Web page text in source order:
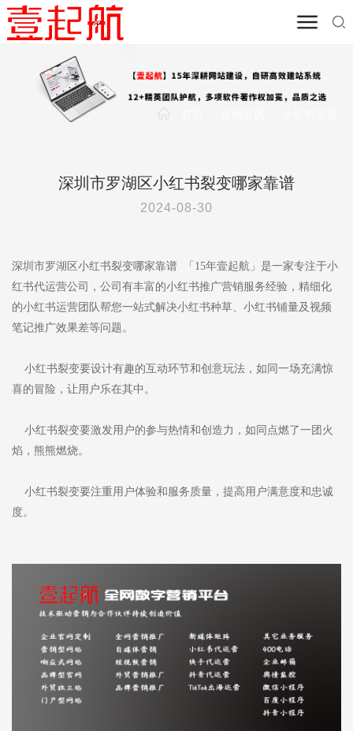
深圳市罗湖区小红书裂变哪家靠谱
2024-08-30
深圳市罗湖区小红书裂变哪家靠谱 「15年壹起航」是一家专注于小
红书代运营公司，公司有丰富的小红书推广营销服务经验，精细化
的小红书运营团队帮您一站式解决小红书种草、小红书铺量及视频
笔记推广效果差等问题。
小红书裂变要设计有趣的互动环节和创意玩法，如同一场充满惊
喜的冒险，让用户乐在其中。
小红书裂变要激发用户的参与热情和创造力，如同点燃了一团火
焰，熊熊燃烧。
小红书裂变要注重用户体验和服务质量，提高用户满意度和忠诚
度。